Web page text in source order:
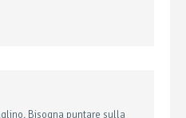
Bisogna puntare sulla